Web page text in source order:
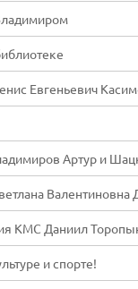
Евгеньевич
Артур и
Валентиновна
КМС Даниил
и спорте!